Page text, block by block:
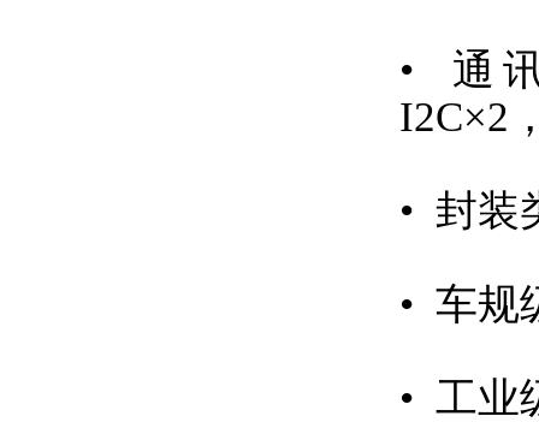
• 通
I2C×2
• 封装
• 车规
• 工业